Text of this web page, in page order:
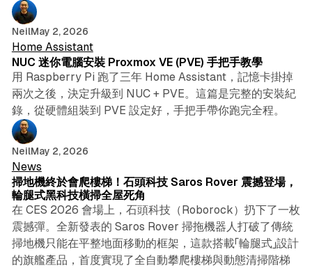
NeilMay 2, 2026
Home Assistant
NUC 迷你電腦安裝 Proxmox VE (PVE) 手把手教學
用 Raspberry Pi 跑了三年 Home Assistant，記憶卡掛掉
兩次之後，決定升級到 NUC + PVE。這篇是完整的安裝紀
錄，從硬體組裝到 PVE 設定好，手把手帶你跑完全程。
NeilMay 2, 2026
News
掃地機終於會爬樓梯！石頭科技 Saros Rover 震撼登場，
輪腿式黑科技橫掃全屋死角
在 CES 2026 會場上，石頭科技（Roborock）扔下了一枚
震撼彈。全新發表的 Saros Rover 掃拖機器人打破了傳統
掃地機只能在平整地面移動的框架，這款搭載「輪腿式」設計
的旗艦產品，首度實現了全自動攀爬樓梯與動態清掃階梯